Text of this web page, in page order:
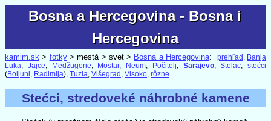
Bosna a Hercegovina - Bosna i
Hercegovina
Bosna a Hercegovina - Bosna i
Hercegovina
kamim.sk > fotky> mestá > svet > Bosna a Hercegovina: prehľad , Banja
Luka, Jajce, Medžugorie, Mostar, Neum, Počitelj, Sarajevo,Stolac, stećci
(Boljuni, Radimlja), Tuzla, Višegrad , Visoko, rôzne.
Stećci, stredoveké náhrobné kamene